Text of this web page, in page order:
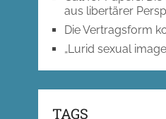
aus libertärer
Die Vertragsform
„Lurid sexual
TAGS